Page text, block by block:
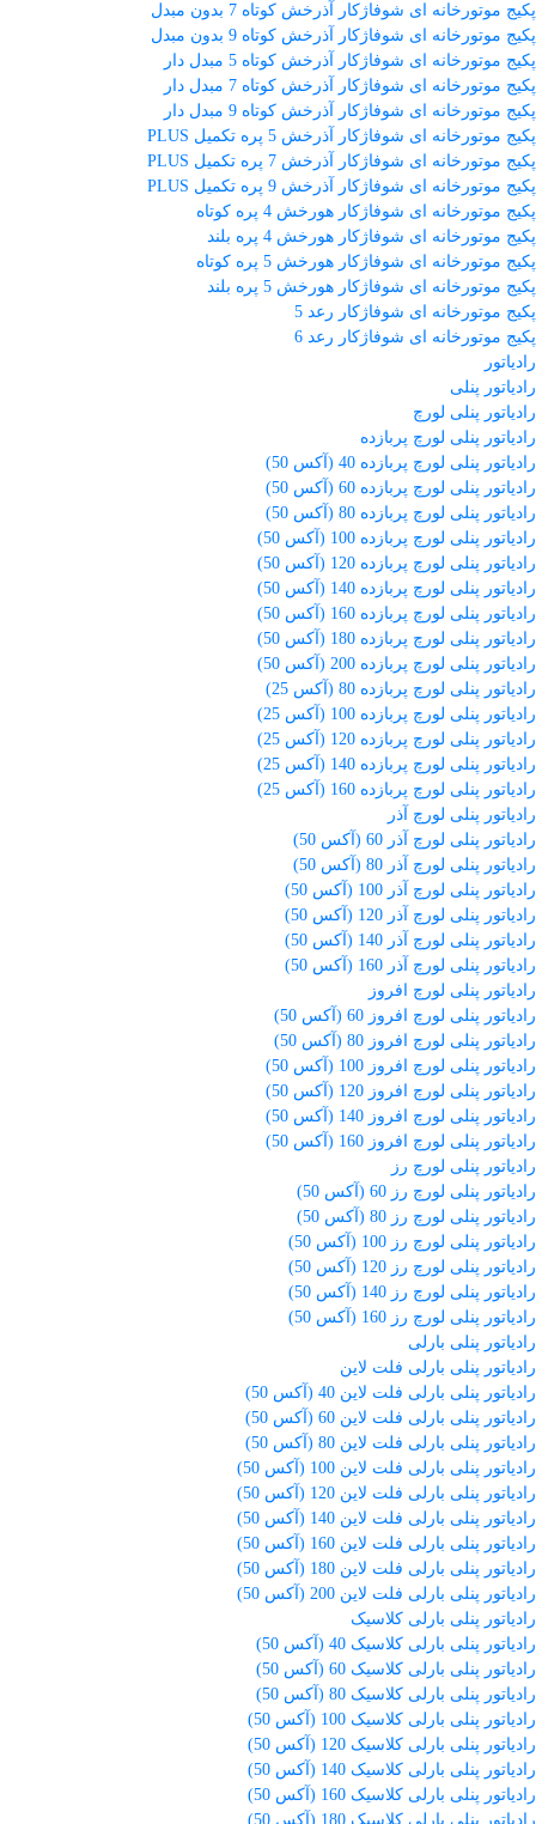
پکیج موتورخانه ای شوفاژکار آذرخش کوتاه 7 بدون مبدل
پکیج موتورخانه ای شوفاژکار آذرخش کوتاه 9 بدون مبدل
پکیج موتورخانه ای شوفاژکار آذرخش کوتاه 5 مبدل دار
پکیج موتورخانه ای شوفاژکار آذرخش کوتاه 7 مبدل دار
پکیج موتورخانه ای شوفاژکار آذرخش کوتاه 9 مبدل دار
پکیج موتورخانه ای شوفاژکار آذرخش 5 پره تکمیل PLUS
پکیج موتورخانه ای شوفاژکار آذرخش 7 پره تکمیل PLUS
پکیج موتورخانه ای شوفاژکار آذرخش 9 پره تکمیل PLUS
پکیج موتورخانه ای شوفاژکار هورخش 4 پره کوتاه
پکیج موتورخانه ای شوفاژکار هورخش 4 پره بلند
پکیج موتورخانه ای شوفاژکار هورخش 5 پره کوتاه
پکیج موتورخانه ای شوفاژکار هورخش 5 پره بلند
پکیج موتورخانه ای شوفاژکار رعد 5
پکیج موتورخانه ای شوفاژکار رعد 6
رادیاتور
رادیاتور پنلی
رادیاتور پنلی لورچ
رادیاتور پنلی لورچ پربازده
رادیاتور پنلی لورچ پربازده 40 (آکس 50)
رادیاتور پنلی لورچ پربازده 60 (آکس 50)
رادیاتور پنلی لورچ پربازده 80 (آکس 50)
رادیاتور پنلی لورچ پربازده 100 (آکس 50)
رادیاتور پنلی لورچ پربازده 120 (آکس 50)
رادیاتور پنلی لورچ پربازده 140 (آکس 50)
رادیاتور پنلی لورچ پربازده 160 (آکس 50)
رادیاتور پنلی لورچ پربازده 180 (آکس 50)
رادیاتور پنلی لورچ پربازده 200 (آکس 50)
رادیاتور پنلی لورچ پربازده 80 (آکس 25)
رادیاتور پنلی لورچ پربازده 100 (آکس 25)
رادیاتور پنلی لورچ پربازده 120 (آکس 25)
رادیاتور پنلی لورچ پربازده 140 (آکس 25)
رادیاتور پنلی لورچ پربازده 160 (آکس 25)
رادیاتور پنلی لورچ آذر
رادیاتور پنلی لورچ آذر 60 (آکس 50)
رادیاتور پنلی لورچ آذر 80 (آکس 50)
رادیاتور پنلی لورچ آذر 100 (آکس 50)
رادیاتور پنلی لورچ آذر 120 (آکس 50)
رادیاتور پنلی لورچ آذر 140 (آکس 50)
رادیاتور پنلی لورچ آذر 160 (آکس 50)
رادیاتور پنلی لورچ افروز
رادیاتور پنلی لورچ افروز 60 (آکس 50)
رادیاتور پنلی لورچ افروز 80 (آکس 50)
رادیاتور پنلی لورچ افروز 100 (آکس 50)
رادیاتور پنلی لورچ افروز 120 (آکس 50)
رادیاتور پنلی لورچ افروز 140 (آکس 50)
رادیاتور پنلی لورچ افروز 160 (آکس 50)
رادیاتور پنلی لورچ رز
رادیاتور پنلی لورچ رز 60 (آکس 50)
رادیاتور پنلی لورچ رز 80 (آکس 50)
رادیاتور پنلی لورچ رز 100 (آکس 50)
رادیاتور پنلی لورچ رز 120 (آکس 50)
رادیاتور پنلی لورچ رز 140 (آکس 50)
رادیاتور پنلی لورچ رز 160 (آکس 50)
رادیاتور پنلی بارلی
رادیاتور پنلی بارلی فلت لاین
رادیاتور پنلی بارلی فلت لاین 40 (آکس 50)
رادیاتور پنلی بارلی فلت لاین 60 (آکس 50)
رادیاتور پنلی بارلی فلت لاین 80 (آکس 50)
رادیاتور پنلی بارلی فلت لاین 100 (آکس 50)
رادیاتور پنلی بارلی فلت لاین 120 (آکس 50)
رادیاتور پنلی بارلی فلت لاین 140 (آکس 50)
رادیاتور پنلی بارلی فلت لاین 160 (آکس 50)
رادیاتور پنلی بارلی فلت لاین 180 (آکس 50)
رادیاتور پنلی بارلی فلت لاین 200 (آکس 50)
رادیاتور پنلی بارلی کلاسیک
رادیاتور پنلی بارلی کلاسیک 40 (آکس 50)
رادیاتور پنلی بارلی کلاسیک 60 (آکس 50)
رادیاتور پنلی بارلی کلاسیک 80 (آکس 50)
رادیاتور پنلی بارلی کلاسیک 100 (آکس 50)
رادیاتور پنلی بارلی کلاسیک 120 (آکس 50)
رادیاتور پنلی بارلی کلاسیک 140 (آکس 50)
رادیاتور پنلی بارلی کلاسیک 160 (آکس 50)
رادیاتور پنلی بارلی کلاسیک 180 (آکس 50)